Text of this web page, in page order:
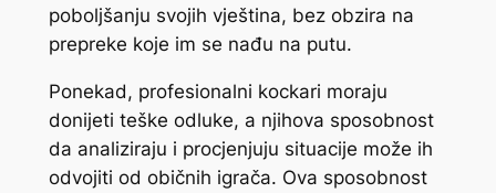
poboljšanju svojih vještina, bez obzira na
prepreke koje im se nađu na putu.
Ponekad, profesionalni kockari moraju
donijeti teške odluke, a njihova sposobnost
da analiziraju i procjenjuju situacije može ih
odvojiti od običnih igrača. Ova sposobnost